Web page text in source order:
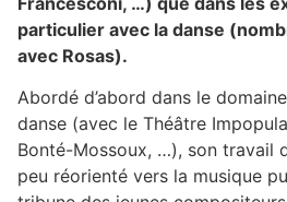
particulier avec la danse
avec Rosas).
Abordé d’abord dans le
danse (avec le Théâtre
Bonté-Mossoux, …), son travail
peu réorienté vers la musique